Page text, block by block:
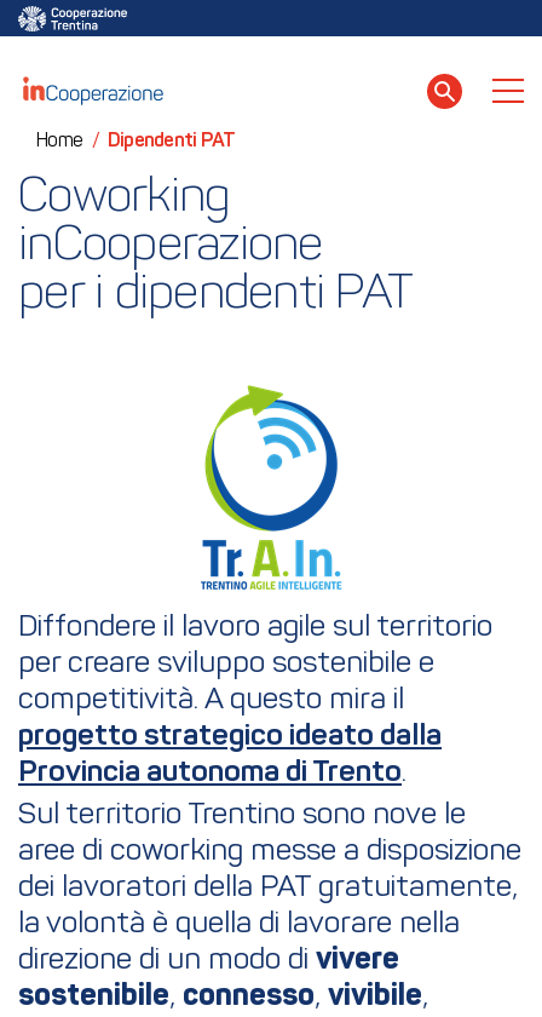
Home / Dipendenti PAT
Coworking
inCooperazione
per i dipendenti PAT
Diffondere il lavoro agile sul territorio
per creare sviluppo sostenibile e
competitività. A questo mira il
progetto strategico ideato dalla
Provincia autonoma di Trento.
Sul territorio Trentino sono nove le
aree di coworking messe a disposizione
dei lavoratori della PAT gratuitamente,
la volontà è quella di lavorare nella
direzione di un modo di vivere
sostenibile, connesso, vivibile,